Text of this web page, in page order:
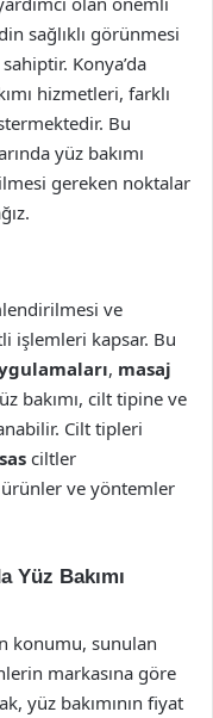
sağlıklı görünmesi
Konya’da
hizmetleri, farklı
Bu
yüz bakımı
gereken noktalar
ve
işlemleri kapsar. Bu
, masaj
bakımı, cilt tipine ve
Cilt tipleri
ciltler
ve yöntemler
Yüz Bakımı
konumu, sunulan
markasına göre
yüz bakımının fiyat